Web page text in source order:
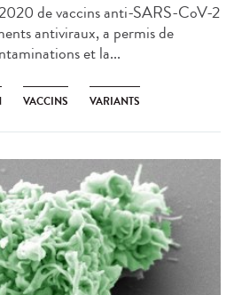
de vaccins anti-SARS-CoV-2
antiviraux, a permis de
et la...
VACCINS VARIANTS